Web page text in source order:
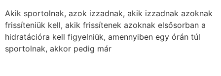
Akik sportolnak, azok izzadnak, akik izzadnak azoknak
frissíteniük kell, akik frissítenek azoknak elsősorban a
hidratációra kell figyelniük, amennyiben egy órán túl
sportolnak, akkor pedig már